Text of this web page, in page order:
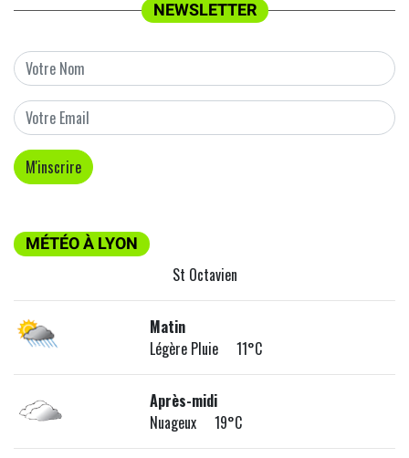
NEWSLETTER
MÉTÉO À LYON
St Octavien
Matin
Légère Pluie 11°C
Après-midi
Nuageux 19°C